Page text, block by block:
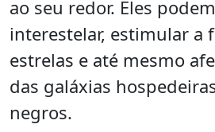
ao seu redor. Eles
interestelar, estimular a
estrelas e até mesmo
das galáxias
negros.